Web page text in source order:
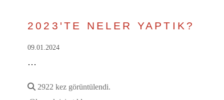
2023'TE NELER YAPTIK?
09.01.2024
…
2922 kez görüntülendi.